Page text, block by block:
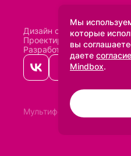
Дизайн сделан вUprock
Проектирование и SEO:
Разработано в Qualitica
Мультифото 2005-2026 ©
Мы
которые
вы
даете
Mindbox.